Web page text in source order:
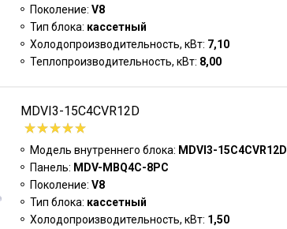
Поколение: V8
Тип блока: кассетный
Холодопроизводительность, кВт: 7,10
Теплопроизводительность, кВт: 8,00
MDVI3-15C4CVR12D
Модель внутреннего блока: MDVI3-15C4CVR12D
Панель: MDV-MBQ4C-8PC
Поколение: V8
Тип блока: кассетный
Холодопроизводительность, кВт: 1,50